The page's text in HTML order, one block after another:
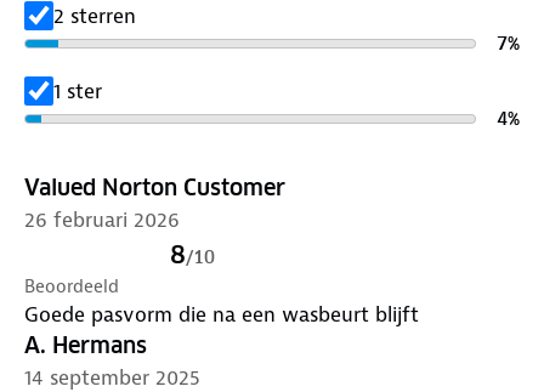
2 sterren
7%
1 ster
4%
Valued Norton Customer
26 februari 2026
8/10
Beoordeeld
Goede pasvorm die na een wasbeurt blijft
A. Hermans
14 september 2025